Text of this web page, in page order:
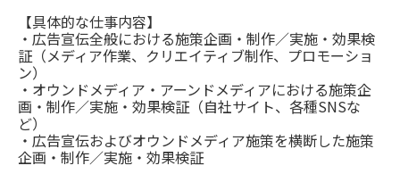
【具体的な仕事内容】
・広告宣伝全般における施策企画・制作／実施・効果検
証（メディア作業、クリエイティブ制作、プロモーショ
ン）
・オウンドメディア・アーンドメディアにおける施策企
画・制作／実施・効果検証（自社サイト、各種SNSな
ど）
・広告宣伝およびオウンドメディア施策を横断した施策
企画・制作／実施・効果検証